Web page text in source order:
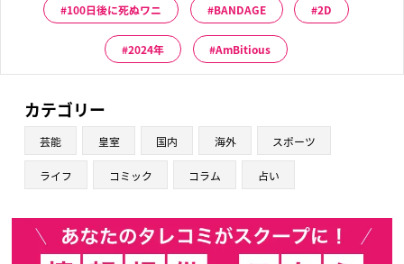
100日後に死ぬワニ BANDAGE 2D
2024年 AmBitious
カテゴリー
芸能 皇室 国内 海外 スポーツ
ライフ コミック コラム 占い